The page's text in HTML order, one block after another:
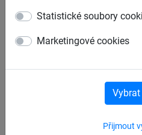
Statistické soubory
Marketingové cookies
Přijmout
Vybrat
Easy Swing